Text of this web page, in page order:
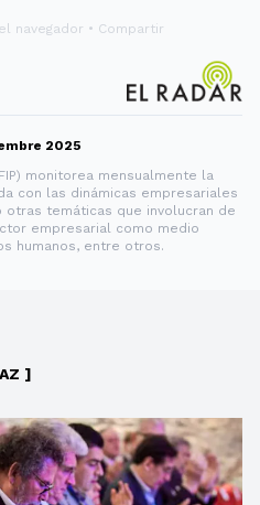
navegador • Compartir
2025
monitorea mensualmente la
con las dinámicas empresariales
temáticas que involucran de
empresarial como medio
humanos, entre otros.
]